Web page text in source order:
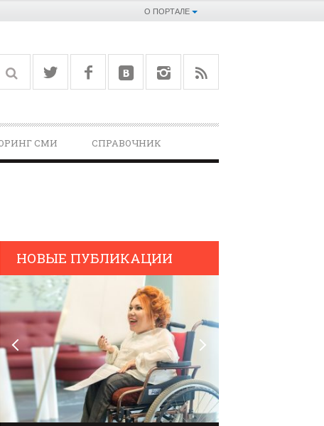
О ПОРТАЛЕ
СМИ СПРАВОЧНИК­
НОВЫЕ ПУБЛИКАЦИИ